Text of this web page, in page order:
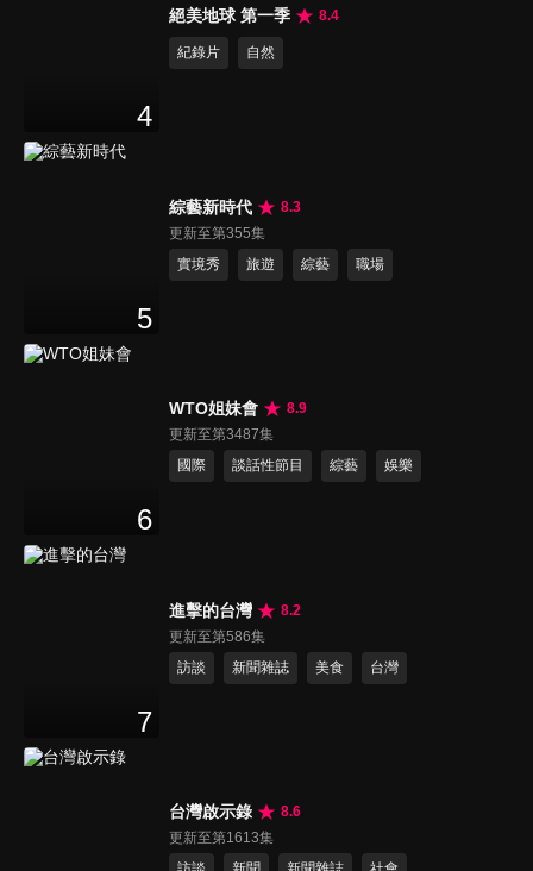
4
絕美地球 第一季 8.4
紀錄片 自然
5
綜藝新時代
8.3
更新至第355集
實境秀
旅遊 綜藝 職場
6
WTO姐妹會
8.9
更新至第3487集
國際
談話性節目 綜藝 娛樂
7
進擊的台灣
8.2
更新至第586集
訪談
新聞雜誌 美食 台灣
台灣啟示錄
8.6
更新至第1613集